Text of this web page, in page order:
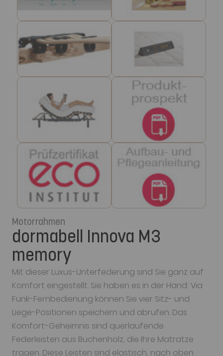
Motorrahmen
dormabell Innova M3
memory
Mit dieser Luxus-Unterfederung sind Sie ganz auf
Komfort eingestellt. Sie haben es in der Hand: Via
Funk-Fernbedienung können Sie vier Sitz- und
Liege-Positionen speichern und abrufen. Das
Komfort-Geheimnis sind querlaufende
Federleisten aus Buchenholz, die Ihre Matratze
tragen. Diese Leisten sind elastisch, nach oben